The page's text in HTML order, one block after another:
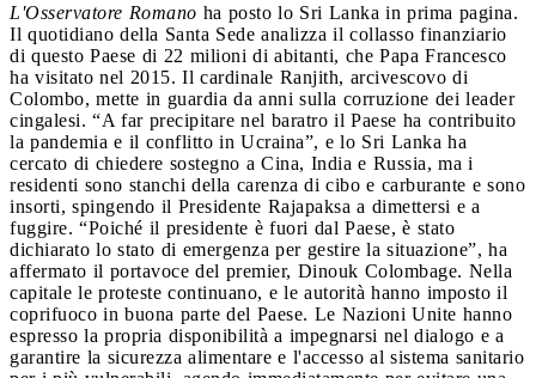
L'Osservatore Romano ha posto lo Sri Lanka in prima pagina.
Il quotidiano della Santa Sede analizza il collasso finanziario
di questo Paese di 22 milioni di abitanti, che Papa Francesco
ha visitato nel 2015. Il cardinale Ranjith, arcivescovo di
Colombo, mette in guardia da anni sulla corruzione dei leader
cingalesi. “A far precipitare nel baratro il Paese ha contribuito
la pandemia e il conflitto in Ucraina”, e lo Sri Lanka ha
cercato di chiedere sostegno a Cina, India e Russia, ma i
residenti sono stanchi della carenza di cibo e carburante e sono
insorti, spingendo il Presidente Rajapaksa a dimettersi e a
fuggire. “Poiché il presidente è fuori dal Paese, è stato
dichiarato lo stato di emergenza per gestire la situazione”, ha
affermato il portavoce del premier, Dinouk Colombage. Nella
capitale le proteste continuano, e le autorità hanno imposto il
coprifuoco in buona parte del Paese. Le Nazioni Unite hanno
espresso la propria disponibilità a impegnarsi nel dialogo e a
garantire la sicurezza alimentare e l'accesso al sistema sanitario